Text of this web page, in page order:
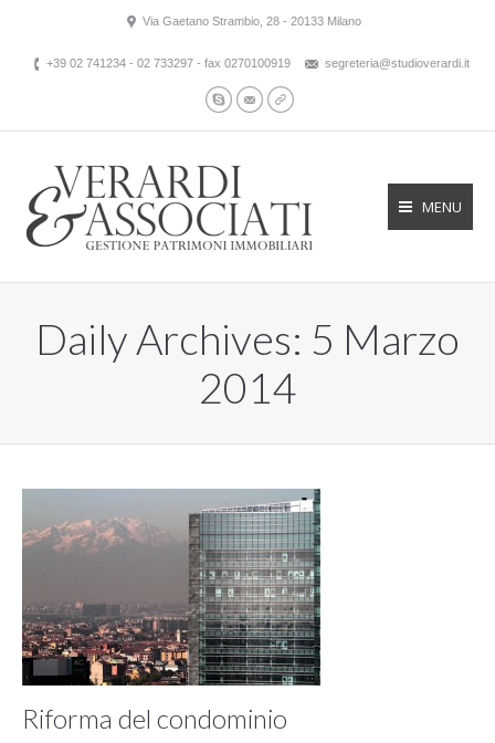
Via Gaetano Strambio, 28 - 20133 Milano
+39 02 741234 - 02 733297 - fax 0270100919 segreteria@studioverardi.it
SkypeMail Website
MENU
Daily Archives: 5 Marzo
2014
Riforma del condominio